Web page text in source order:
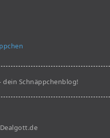
dein Schnäppchenblog!